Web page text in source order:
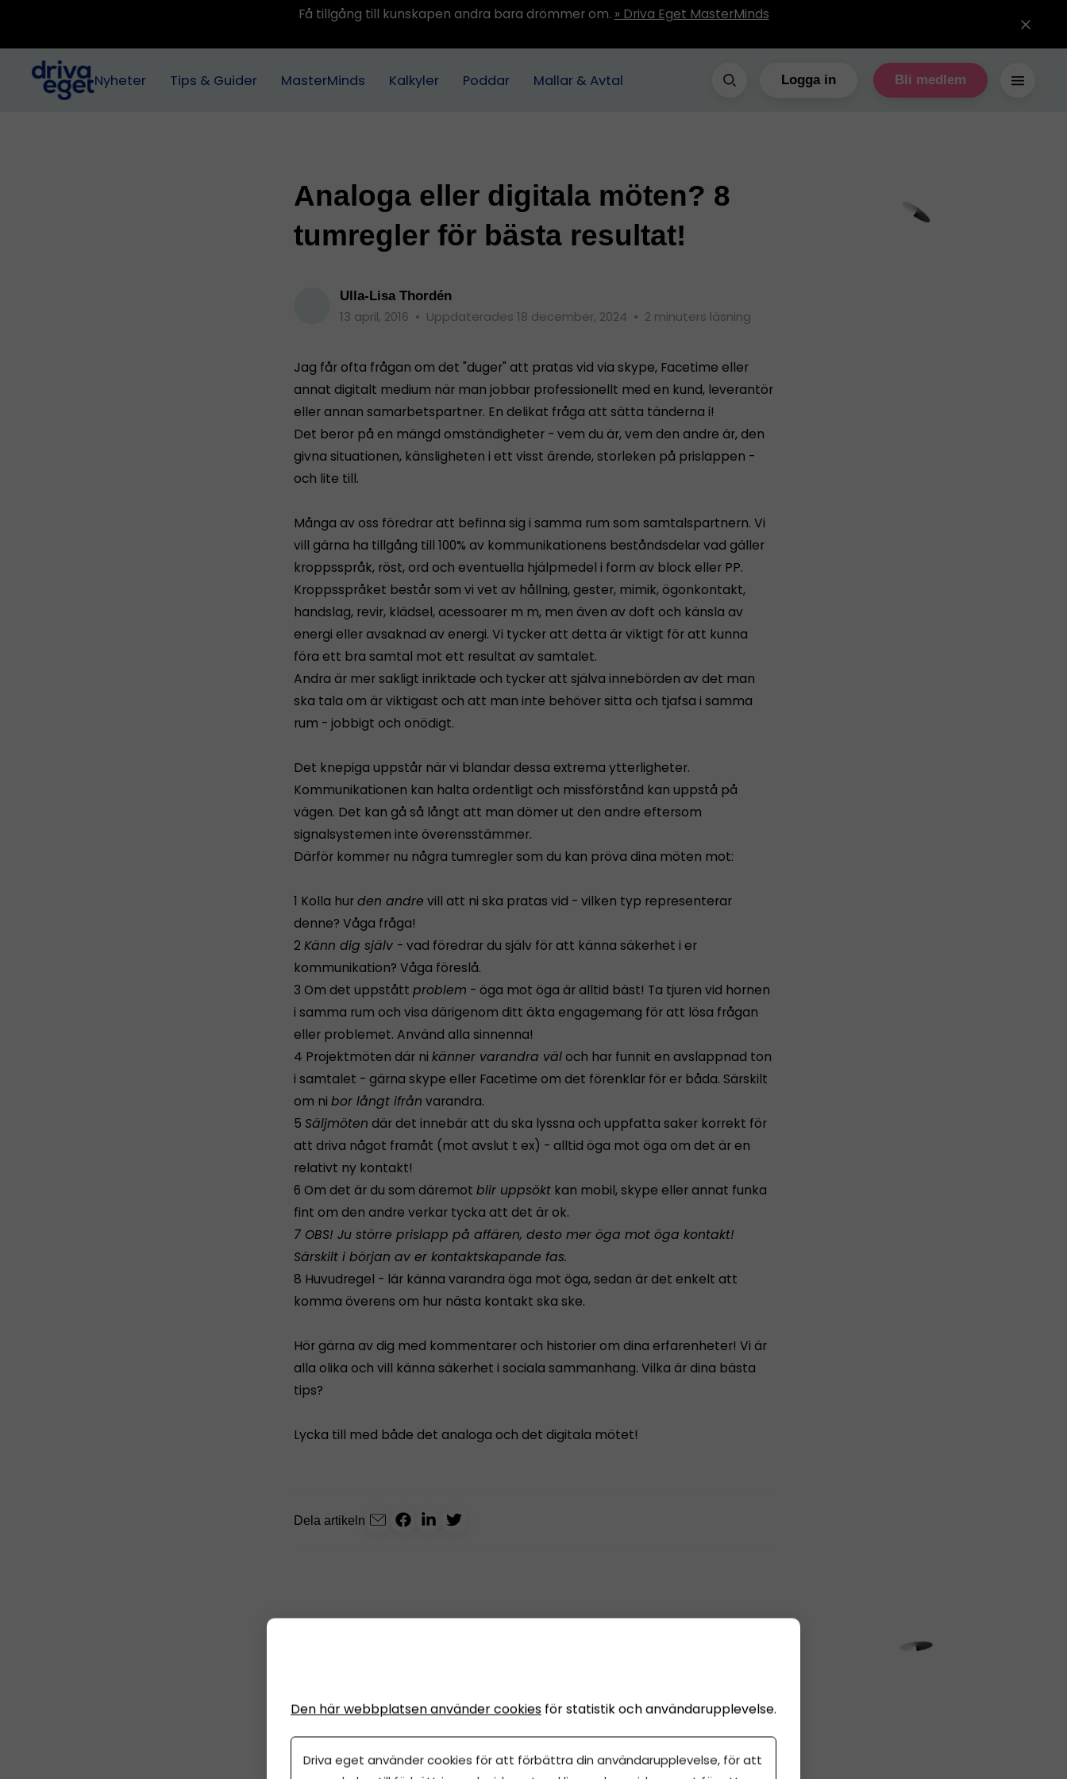
Få tillgång till kunskapen andra bara drömmer om. » Driva Eget MasterMinds
Nyheter Tips & Guider MasterMinds Kalkyler Poddar Mallar & Avtal Logga in Bli medlem
Analoga eller digitala möten? 8
tumregler för bästa resultat!
Ulla-Lisa Thordén
13 april, 2016 • Uppdaterades 18 december, 2024 • 2 minuters läsning
Jag får ofta frågan om det "duger" att pratas vid via skype, Facetime eller
annat digitalt medium när man jobbar professionellt med en kund, leverantör
eller annan samarbetspartner. En delikat fråga att sätta tänderna i!
Det beror på en mängd omständigheter - vem du är, vem den andre är, den
givna situationen, känsligheten i ett visst ärende, storleken på prislappen -
och lite till.
Många av oss föredrar att befinna sig i samma rum som samtalspartnern. Vi
vill gärna ha tillgång till 100% av kommunikationens beståndsdelar vad gäller
kroppsspråk, röst, ord och eventuella hjälpmedel i form av block eller PP.
Kroppsspråket består som vi vet av hållning, gester, mimik, ögonkontakt,
handslag, revir, klädsel, acessoarer m m, men även av doft och känsla av
energi eller avsaknad av energi. Vi tycker att detta är viktigt för att kunna
föra ett bra samtal mot ett resultat av samtalet.
Andra är mer sakligt inriktade och tycker att själva innebörden av det man
ska tala om är viktigast och att man inte behöver sitta och tjafsa i samma
rum - jobbigt och onödigt.
Det knepiga uppstår när vi blandar dessa extrema ytterligheter.
Kommunikationen kan halta ordentligt och missförstånd kan uppstå på
vägen. Det kan gå så långt att man dömer ut den andre eftersom
signalsystemen inte överensstämmer.
Därför kommer nu några tumregler som du kan pröva dina möten mot:
1 Kolla hurden andre vill att ni ska pratas vid - vilken typ representerar
denne? Våga fråga!
2 Känn dig själv - vad föredrar du själv för att känna säkerhet i er
kommunikation? Våga föreslå.
3 Om det uppstått problem - öga mot öga är alltid bäst! Ta tjuren vid hornen
i samma rum och visa därigenom ditt äkta engagemang för att lösa frågan
eller problemet. Använd alla sinnenna!
4 Projektmöten där ni känner varandra väloch har funnit en avslappnad ton
i samtalet - gärna skype eller Facetime om det förenklar för er båda. Särskilt
om ni bor långt ifrån varandra.
5 Säljmöten där det innebär att du ska lyssna och uppfatta saker korrekt för
att driva något framåt (mot avslut t ex) - alltid öga mot öga om det är en
relativt ny kontakt!
6 Om det är du som däremot blir uppsökt kan mobil, skype eller annat funka
fint om den andre verkar tycka att det är ok.
7 OBS! Ju större prislapp på affären, desto mer öga mot öga kontakt!
Särskilt i början av er kontaktskapande fas.
8 Huvudregel - lär känna varandra öga mot öga, sedan är det enkelt att
komma överens om hur nästa kontakt ska ske.
Hör gärna av dig med kommentarer och historier om dina erfarenheter! Vi är
alla olika och vill känna säkerhet i sociala sammanhang. Vilka är dina bästa
tips?
Lycka till med både det analoga och det digitala mötet!
Dela artikeln
Bli klar med årsredovisningen på
Den här webbplatsen använder cookies för statistik och användarupplevelse.
Driva eget använder cookies för att förbättra din användarupplevelse, för att